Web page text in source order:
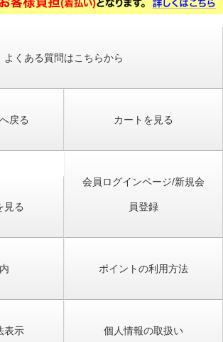
よくある質問はこちらから
戻る カートを見る
見る
会員ログインページ/新規会
員登録
ポイントの利用方法
表示 個人情報の取扱い